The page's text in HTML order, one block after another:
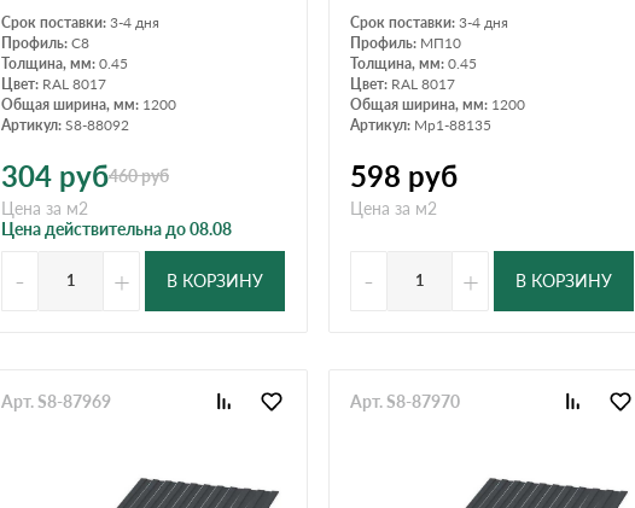
Срок поставки: 3-4 дня
Профиль: C8
Толщина, мм: 0.45
Цвет: RAL 8017
Общая ширина, мм: 1200
Артикул: S8-88092
304 руб460руб
Цена за м2
Цена действительна до 08.08
- + В КОРЗИНУ
Срок поставки: 3-4 дня
Профиль: МП10
Толщина, мм: 0.45
Цвет: RAL 8017
Общая ширина, мм: 1200
Артикул: Mp1-88135
598 руб
Цена за м2
- + В КОРЗИНУ
Арт. S8-87969 Арт. S8-87970